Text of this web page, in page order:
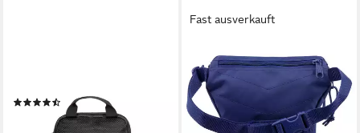
(2)
ab 35,95 € UVP45,00 €
Fast ausverkauft
Gürteltasche 0A5BA6
Springer kleine
Umhängetasche Hüfttasche
(1-tlg)